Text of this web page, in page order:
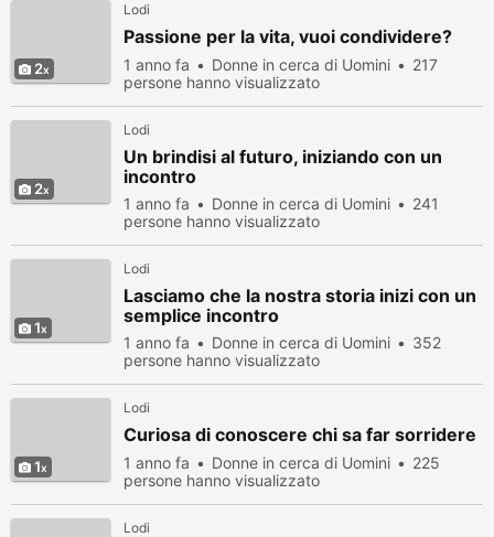
2
Lodi
Passione per la vita, vuoi condividere?
1 anno fa Donne in cerca di Uomini
217
persone hanno visualizzato
2
Lodi
Un brindisi al futuro, iniziando con un
incontro
1 anno fa Donne in cerca di Uomini
241
persone hanno visualizzato
1
Lodi
Lasciamo che la nostra storia inizi con un
semplice incontro
1 anno fa Donne in cerca di Uomini
352
persone hanno visualizzato
1
Lodi
Curiosa di conoscere chi sa far sorridere
1 anno fa Donne in cerca di Uomini
225
persone hanno visualizzato
Lodi